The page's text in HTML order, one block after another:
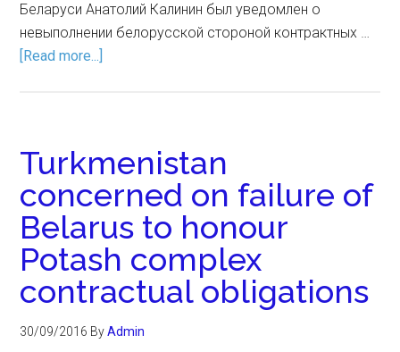
Беларуси Анатолий Калинин был уведомлен о
невыполнении белорусской стороной контрактных …
[Read more...]
Turkmenistan
concerned on failure of
Belarus to honour
Potash complex
contractual obligations
30/09/2016 ByAdmin